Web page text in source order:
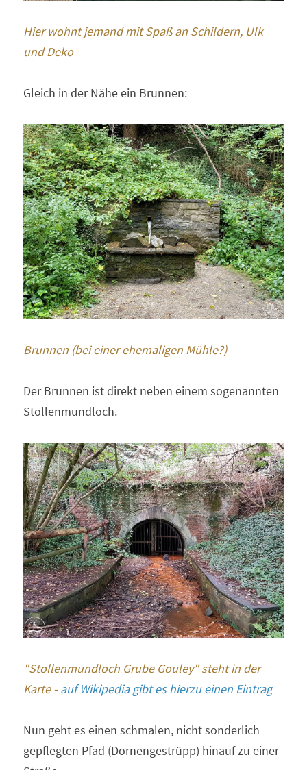
Hier wohnt jemand mit Spaß an Schildern, Ulk
und Deko
Gleich in der Nähe ein Brunnen:
Brunnen (bei einer ehemaligen Mühle?)
Der Brunnen ist direkt neben einem sogenannten
Stollenmundloch.
"Stollenmundloch Grube Gouley" steht in der
Karte - auf Wikipedia gibt es hierzu einen Eintrag
Nun geht es einen schmalen, nicht sonderlich
gepflegten Pfad (Dornengestrüpp) hinauf zu einer